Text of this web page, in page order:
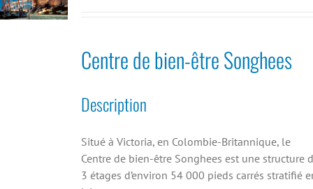
Centre de bien-être Songhees
Description
Situé à Victoria, en Colombie-Britannique, le
Centre de bien-être Songhees est une structure
3 étages d’environ 54 000 pieds carrés stratifié